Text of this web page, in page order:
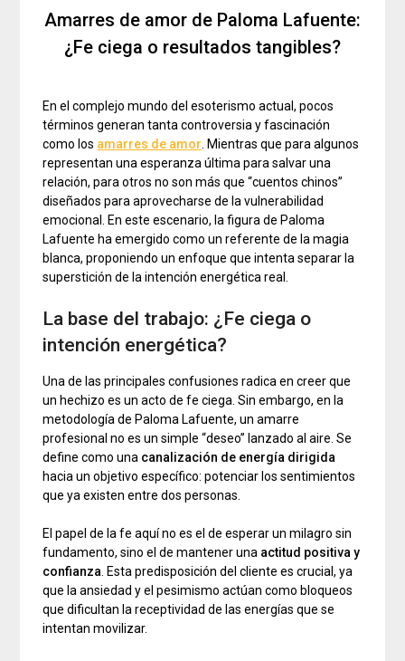
Amarres de amor de Paloma Lafuente:
¿Fe ciega o resultados tangibles?
En el complejo mundo del esoterismo actual, pocos
términos generan tanta controversia y fascinación
como los amarres de amor. Mientras que para algunos
representan una esperanza última para salvar una
relación, para otros no son más que “cuentos chinos”
diseñados para aprovecharse de la vulnerabilidad
emocional. En este escenario, la figura de Paloma
Lafuente ha emergido como un referente de la magia
blanca, proponiendo un enfoque que intenta separar la
superstición de la intención energética real.
La base del trabajo: ¿Fe ciega o
intención energética?
Una de las principales confusiones radica en creer que
un hechizo es un acto de fe ciega. Sin embargo, en la
metodología de Paloma Lafuente, un amarre
profesional no es un simple “deseo” lanzado al aire. Se
define como una canalización de energía dirigida
hacia un objetivo específico: potenciar los sentimientos
que ya existen entre dos personas.
El papel de la fe aquí no es el de esperar un milagro sin
fundamento, sino el de mantener una actitud positiva y
confianza. Esta predisposición del cliente es crucial, ya
que la ansiedad y el pesimismo actúan como bloqueos
que dificultan la receptividad de las energías que se
intentan movilizar.